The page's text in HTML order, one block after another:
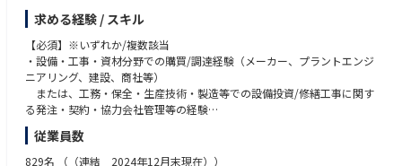
各種制度情報
https://www.tdk.com/ja/careers/experience/systems.html
■住宅手当について
転居を伴う場合、住宅手当／独身寮の支給制度がございます。
支給条件詳細については、お問い合わせください。
【主な業務】
1) 設備投資・修繕／工事・資材の調達
・調達方針/入札・見積戦略の策定、見積評価、ベンダー/コントラクター
選定
・価格/契約条件交渉、発注決裁に向けた検討・稟議、契約書/登録書管理
・スケジュール・品質要件を踏まえた全体マネジメント（社内関係部門と
の調整含む）
2) 副原料・触媒等／消耗品類の調達に関する統括管理
・担当者支援、サプライヤ評価・関係強化、コスト最適化、BCP観点での
求める経験 / スキル
【必須】※いずれか/複数該当
・設備・工事・資材分野での購買/調達経験（メーカー、プラントエンジ
ニアリング、建設、商社等）
または、工務・保全・生産技術・製造等での設備投資/修繕工事に関す
る発注・契約・協力会社管理等の経験
・見積評価、ベンダー選定、価格交渉、契約実務のいずれかの経験
・社内外ステークホルダーを巻き込んだ調整/推進力（プロジェクト推進
含む）
従業員数
829名 （（連結 2024年12月末現在））